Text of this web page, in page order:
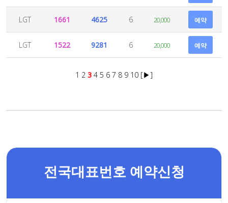
LGT 1661 4625 6 20,000 예약
LGT 1522 9281 6 20,000 예약
1 2 3 4 5 6 7 8 9 10 [▶]
전국대표번호 예약신청